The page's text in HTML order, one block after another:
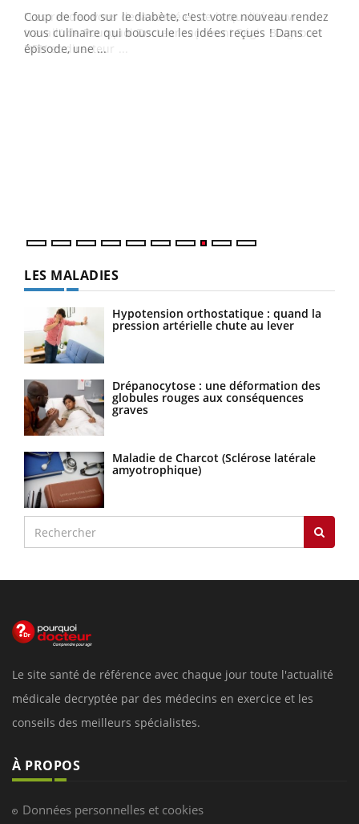
Coup de food sur le diabète, c'est votre nouveau rendez-
vous culinaire qui bouscule les idées reçues ! Dans cet
épisode, une ...
"Les rendez-vous de la santé et de la qualité de vie au
travail" de Pourquoi Docteur reçoivent Régis Blugeon,
DRH et directeur ...
LES MALADIES
Hypotension orthostatique : quand la
pression artérielle chute au lever
Drépanocytose : une déformation des
globules rouges aux conséquences
graves
Maladie de Charcot (Sclérose latérale
amyotrophique)
Le site santé de référence avec chaque jour toute l'actualité
médicale decryptée par des médecins en exercice et les
conseils des meilleurs spécialistes.
À PROPOS
Données personnelles et cookies